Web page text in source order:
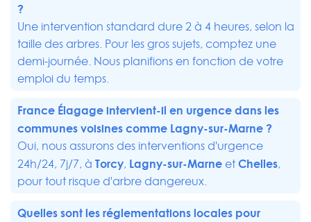
?
Une intervention standard dure 2 à 4 heures, selon la
taille des arbres. Pour les gros sujets, comptez une
demi-journée. Nous planifions en fonction de votre
emploi du temps.
France Élagage intervient-il en urgence dans les
communes voisines comme Lagny-sur-Marne?
Oui, nous assurons des interventions d'urgence
24h/24, 7j/7, à Torcy, Lagny-sur-Marne etChelles,
pour tout risque d'arbre dangereux.
Quelles sont les réglementations locales pour